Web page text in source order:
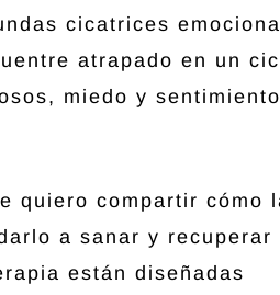
cicatrices
atrapado en un
miedo y
quiero compartir cómo
a sanar y recuperar
están diseñadas